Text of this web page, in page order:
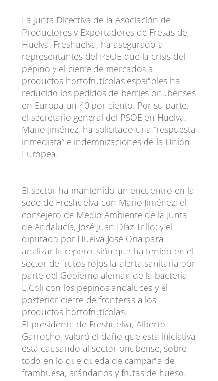
La Junta Directiva de la Asociación de
Productores y Exportadores de Fresas de
Huelva, Freshuelva, ha asegurado a
representantes del PSOE que la crisis del
pepino y el cierre de mercados a
productos hortofrutícolas españoles ha
reducido los pedidos de berries onubenses
en Europa un 40 por ciento. Por su parte,
el secretario general del PSOE en Huelva,
Mario Jiménez, ha solicitado una “respuesta
inmediata” e indemnizaciones de la Unión
Europea.
El sector ha mantenido un encuentro en la
sede de Freshuelva con Mario Jiménez; el
consejero de Medio Ambiente de la Junta
de Andalucía, José Juan Díaz Trillo; y el
diputado por Huelva José Oria para
analizar la repercusión que ha tenido en el
sector de frutos rojos la alerta sanitaria por
parte del Gobierno alemán de la bacteria
E.Coli con los pepinos andaluces y el
posterior cierre de fronteras a los
productos hortofrutícolas.
El presidente de Freshuelva, Alberto
Garrocho, valoró el daño que esta iniciativa
está causando al sector onubense, sobre
todo en lo que queda de campaña de
frambuesa, arándanos y frutas de hueso.